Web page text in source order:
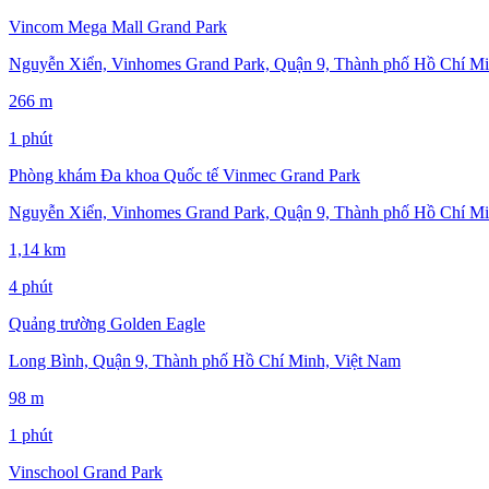
Vincom Mega Mall Grand Park
Nguyễn Xiển, Vinhomes Grand Park, Quận 9, Thành phố Hồ Chí
266 m
1 phút
Phòng khám Đa khoa Quốc tế Vinmec Grand Park
Nguyễn Xiển, Vinhomes Grand Park, Quận 9, Thành phố Hồ Chí
1,14 km
4 phút
Quảng trường Golden Eagle
Long Bình, Quận 9, Thành phố Hồ Chí Minh, Việt Nam
98 m
1 phút
Vinschool Grand Park